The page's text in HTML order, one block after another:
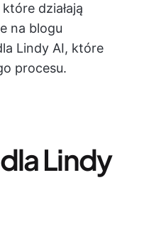
działają
na blogu
Lindy AI, które
procesu.
Lindy